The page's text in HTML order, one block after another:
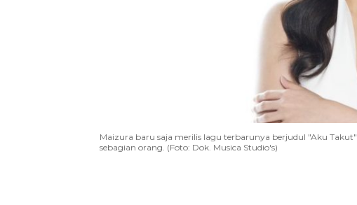
Maizura baru saja merilis lagu terbarunya berjudul "Aku
sebagian orang. (Foto: Dok. Musica Studio's)